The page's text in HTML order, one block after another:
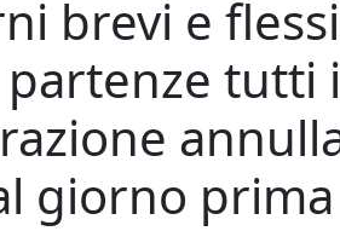
brevi e
partenze tutti
giorno